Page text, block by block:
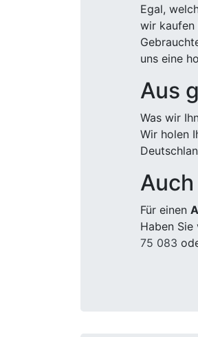
Egal,
wir kaufen
uns eine
Aus
Was wir
Wir holen
Für einen
Haben
75 083